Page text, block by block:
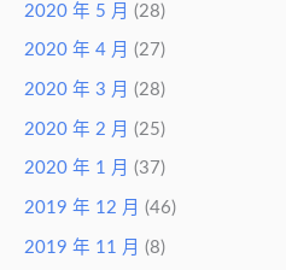
2020 年 5 月 (28)
2020 年 4 月 (27)
2020 年 3 月 (28)
2020 年 2 月 (25)
2020 年 1 月 (37)
2019 年 12 月 (46)
2019 年 11 月 (8)